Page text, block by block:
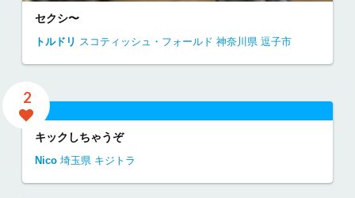
セクシ〜
トルドリ スコティッシュ・フォールド 神奈川県 逗子市
2
キックしちゃうぞ
Nico 埼玉県 キジトラ